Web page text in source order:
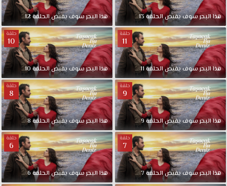
هذا البحر سوف يفيض الحلقة 13 هذا البحر سوف يفيض الحلقة 12
حلقة
11
هذا البحر سوف يفيض الحلقة 11
حلقة
10
هذا البحر سوف يفيض الحلقة 10
حلقة
9
هذا البحر سوف يفيض الحلقة 9
حلقة
8
هذا البحر سوف يفيض الحلقة 8
حلقة
7
هذا البحر سوف يفيض الحلقة 7
حلقة
6
هذا البحر سوف يفيض الحلقة 6